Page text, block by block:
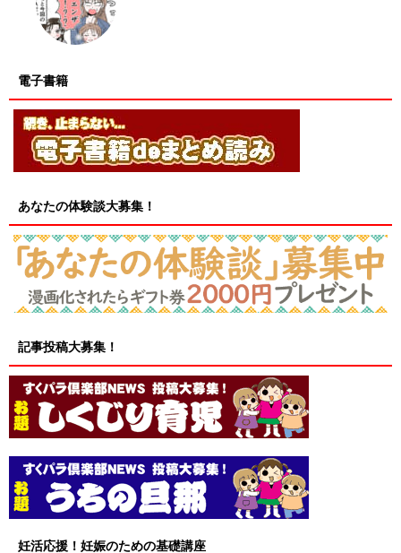
電子書籍
あなたの体験談大募集！
記事投稿大募集！
妊活応援！妊娠のための基礎講座